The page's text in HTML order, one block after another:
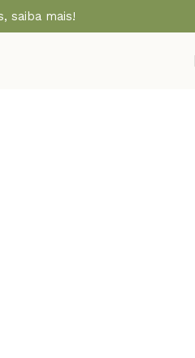
saiba mais!